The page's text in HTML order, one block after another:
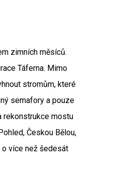
zimních měsíců.
Táferna. Mimo
stromům, které
semafory a pouze
rekonstrukce mostu
Českou Bělou,
o více než šedesát